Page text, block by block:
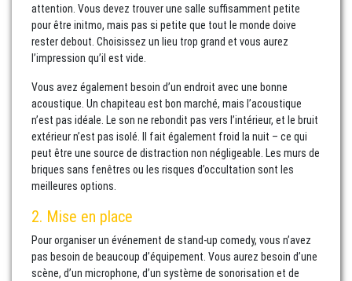
attention. Vous devez trouver une salle suffisamment petite
pour être initmo, mais pas si petite que tout le monde doive
rester debout. Choisissez un lieu trop grand et vous aurez
l’impression qu’il est vide.
Vous avez également besoin d’un endroit avec une bonne
acoustique. Un chapiteau est bon marché, mais l’acoustique
n’est pas idéale. Le son ne rebondit pas vers l’intérieur, et le bruit
extérieur n’est pas isolé. Il fait également froid la nuit – ce qui
peut être une source de distraction non négligeable. Les murs de
briques sans fenêtres ou les risques d’occultation sont les
meilleures options.
2. Mise en place
Pour organiser un événement de stand-up comedy, vous n’avez
pas besoin de beaucoup d’équipement. Vous aurez besoin d’une
scène, d’un microphone, d’un système de sonorisation et de